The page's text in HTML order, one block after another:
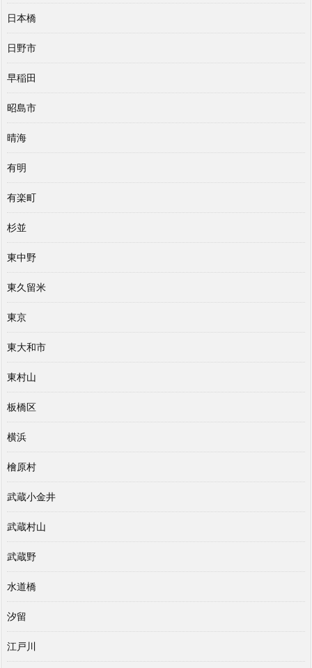
日本橋
日野市
早稲田
昭島市
晴海
有明
有楽町
杉並
東中野
東久留米
東京
東大和市
東村山
板橋区
横浜
檜原村
武蔵小金井
武蔵村山
武蔵野
水道橋
汐留
江戸川